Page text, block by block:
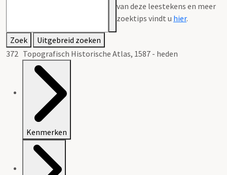
van deze leestekens en meer
zoektips vindt u hier.
Zoek
Uitgebreid zoeken
372 Topografisch Historische Atlas, 1587 - heden
Kenmerken